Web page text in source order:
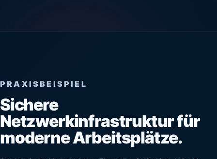
PRAXISBEISPIEL
Sichere
Netzwerkinfrastruktur für
moderne Arbeitsplätze.